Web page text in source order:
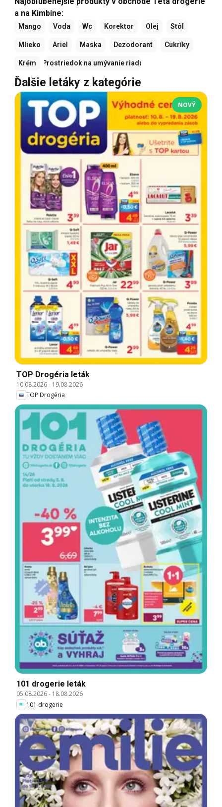
a na Kimbine:
Mango Voda Wc Korektor Olej Stôl
Mlieko Ariel Maska Dezodorant Cukríky
Krém Prostriedok na umývanie riadu
Ďalšie letáky z kategórie
NOVÝ
TOP Drogéria leták
10.08.2026- 19.08.2026
TOP Drogéria
101 drogerie leták
05.08.2026- 18.08.2026
101 drogerie